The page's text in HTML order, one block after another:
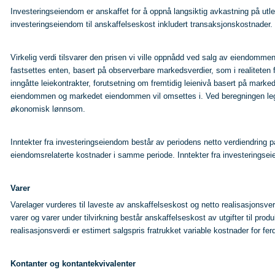
Investeringseiendom er anskaffet for å oppnå langsiktig avkastning på
investeringseiendom til anskaffelseskost inkludert
Virkelig verdi tilsvarer den prisen vi ville oppnådd ved salg av
fastsettes enten, basert på observerbare markedsverdier, som i
inngåtte leiekontrakter, forutsetning om fremtidig leienivå basert på
eiendommen og markedet eiendommen vil omsettes i. Ved beregningen
økonomisk lønnsom.
Inntekter fra investeringseiendom består av periodens netto
eiendomsrelaterte kostnader i samme periode. Inntekter fra
Varer
Varelager vurderes til laveste av anskaffelseskost og netto
varer og varer under tilvirkning består anskaffelseskost av utgifter til
realisasjonsverdi er estimert salgspris fratrukket variable kostnader for
Kontanter og kontantekvivalenter